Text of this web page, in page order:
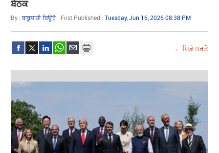
ਬੈਠਕ
By :ਬਾਬੂਸ਼ਾਹੀ ਬਿਊਰੋ First Published :Tuesday, Jun 16, 2026 08:38 PM
← ਪਿਛੇ ਪਰਤੋ